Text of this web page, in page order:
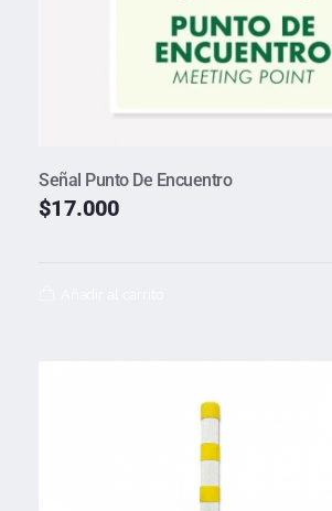
Señal Punto De Encuentro
$17.000